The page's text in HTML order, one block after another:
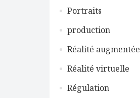
Portraits
production
Réalité augmentée
Réalité virtuelle
Régulation